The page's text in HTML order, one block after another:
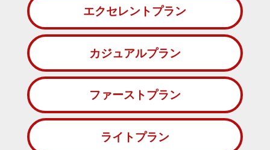
エクセレントプラン
カジュアルプラン
ファーストプラン
ライトプラン